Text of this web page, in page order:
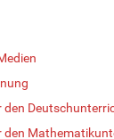
den
den